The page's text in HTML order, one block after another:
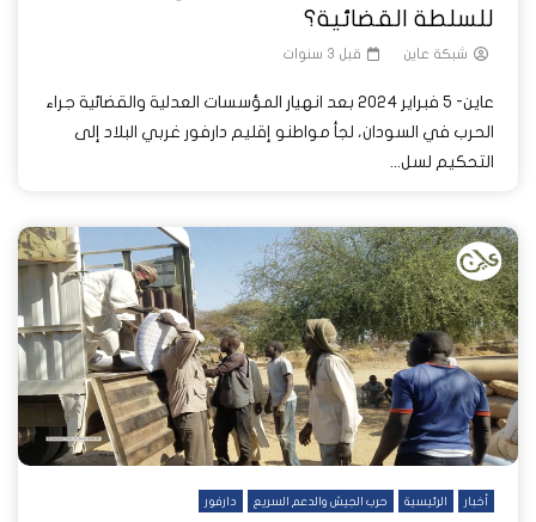
للسلطة القضائية؟
شبكة عاين قبل 3 سنوات
عاين- 5 فبراير 2024 بعد انهيار المؤسسات العدلية والقضائية جراء
الحرب في السودان، لجأ مواطنو إقليم دارفور غربي البلاد إلى
التحكيم لسل...
أخبار الرئيسية حرب الجيش والدعم السريع دارفور